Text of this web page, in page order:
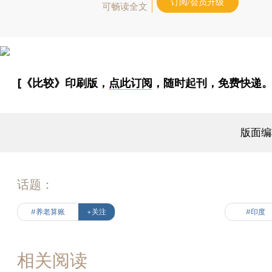
可畅读全文
订阅/会员升级
[《比较》印刷版， 点此订阅 ，随时起刊，免费快递
版面
话题：
#养老算账 +关注 #印度
相关阅读